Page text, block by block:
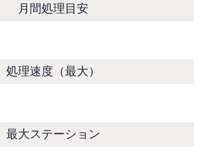
月間処理目安
処理速度（最大）
最大ステーション